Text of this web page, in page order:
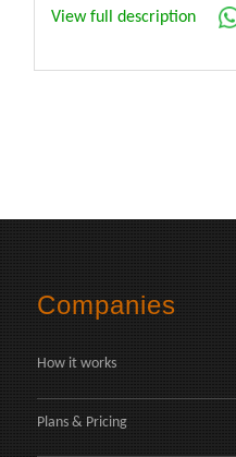
View full description
Companies
How it works
Plans & Pricing